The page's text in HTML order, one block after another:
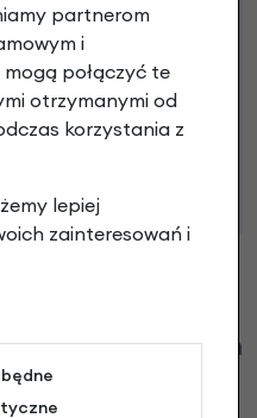
oferty w rozumieniu art.
decyzja o warunkach
po ocenie
pytania o ten
partnerom
i
połączyć te
otrzymanymi od
korzystania z
lepiej
zainteresowań i